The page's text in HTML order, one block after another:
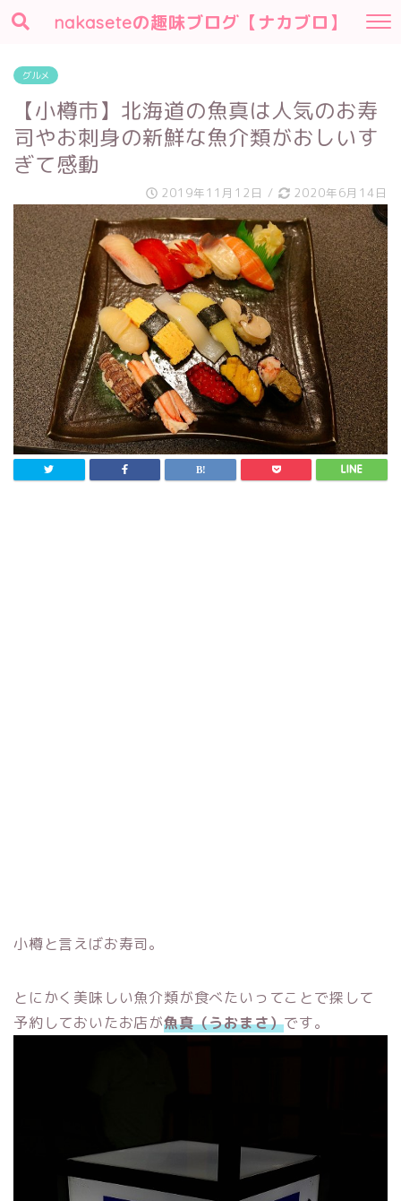
nakaseteの趣味ブログ【ナカブロ】
グルメ
【小樽市】北海道の魚真は人気のお寿
司やお刺身の新鮮な魚介類がおしいす
ぎて感動
2019年11月12日 / 2020年6月14日
小樽と言えばお寿司。
とにかく美味しい魚介類が食べたいってことで探して
予約しておいたお店が魚真（うおまさ）です。